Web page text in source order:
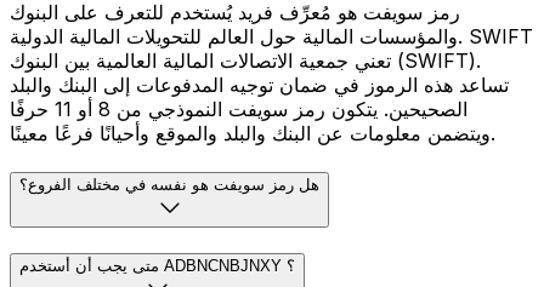
رمز سويفت هو مُعرِّف فريد يُستخدم للتعرف على البنوك
والمؤسسات المالية حول العالم للتحويلات المالية الدولية. SWIFT
تعني جمعية الاتصالات المالية العالمية بين البنوك (SWIFT).
تساعد هذه الرموز في ضمان توجيه المدفوعات إلى البنك والبلد
الصحيحين. يتكون رمز سويفت النموذجي من 8 أو 11 حرفًا
ويتضمن معلومات عن البنك والبلد والموقع وأحيانًا فرعًا معينًا.
هل رمز سويفت هو نفسه في مختلف الفروع؟
متى يجب أن أستخدم ADBNCNBJNXY ؟